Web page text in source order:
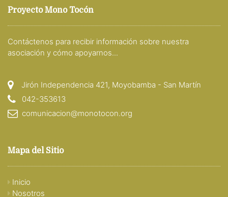
Proyecto Mono Tocón
Contáctenos para recibir información sobre nuestra
asociación y cómo apoyarnos...
Jirón Independencia 421, Moyobamba - San Martín
042-353613
comunicacion@monotocon.org
Mapa del Sitio
Inicio
Nosotros